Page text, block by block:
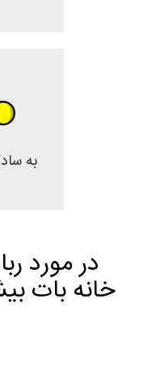
به
در مورد
خانه بات